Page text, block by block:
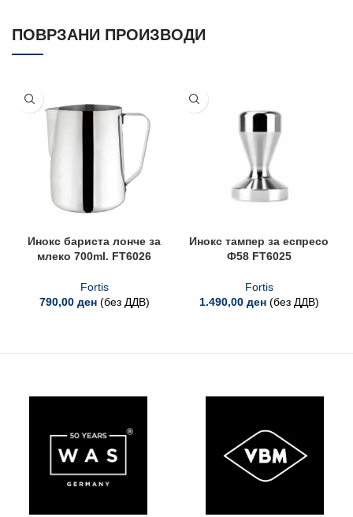
ПОВРЗАНИ ПРОИЗВОДИ
Инокс бариста лонче за
млеко 700ml. FT6026
Fortis
790,00 ден (без ДДВ)
Инокс тампер за еспресо
Ф58 FT6025
Fortis
1.490,00 ден (без ДДВ)